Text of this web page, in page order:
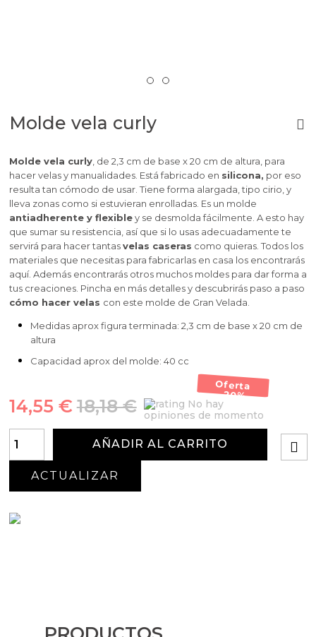
Molde vela curly
Molde vela curly, de 2,3 cm de base x 20 cm de altura, para
hacer velas y manualidades. Está fabricado en silicona, por eso
resulta tan cómodo de usar.Tiene forma alargada, tipo cirio, y
lleva zonas como si estuvieran enrolladas. Es un molde
antiadherente y flexibley se desmolda fácilmente. A esto hay
que sumar su resistencia, así que si lo usas adecuadamente te
servirá para hacer tantasvelas caseras como quieras. Todos los
materiales que necesitas para fabricarlas en casa los encontrarás
aquí. Además encontrarás otros muchos moldes para dar forma a
tus creaciones. Pincha en más detalles y descubrirás paso a paso
cómo hacer velas con este molde de Gran Velada.
Medidas aprox figura terminada: 2,3 cm de base x 20 cm de
altura
Capacidad aprox del molde: 40 cc
Oferta
-20%
18,18 €
14,55 €
No hay
opiniones de momento
AÑADIR AL CARRITO